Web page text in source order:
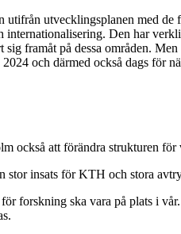
utvecklingsplanen med de
internationalisering. Den har
framåt på dessa områden.
och därmed också dags för
också att förändra strukturen
stor insats för KTH och stora
forskning ska vara på plats i